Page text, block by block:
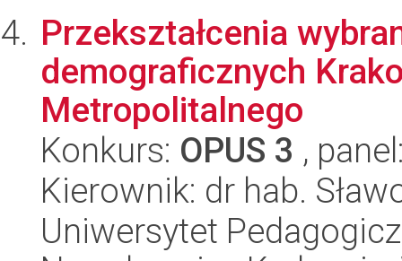
Przekształcenia
demograficznych
Metropolitalnego
Konkurs: OPUS 3 ,
Kierownik: dr hab.
Uniwersytet